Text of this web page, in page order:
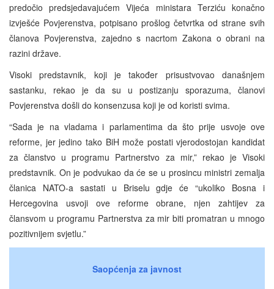
predočio predsjedavajućem Vijeća ministara Terziću konačno
izvješće Povjerenstva, potpisano prošlog četvrtka od strane svih
članova Povjerenstva, zajedno s nacrtom Zakona o obrani na
razini države.
Visoki predstavnik, koji je također prisustvovao današnjem
sastanku, rekao je da su u postizanju sporazuma, članovi
Povjerenstva došli do konsenzusa koji je od koristi svima.
“Sada je na vladama i parlamentima da što prije usvoje ove
reforme, jer jedino tako BiH može postati vjerodostojan kandidat
za članstvo u programu Partnerstvo za mir,” rekao je Visoki
predstavnik. On je podvukao da će se u prosincu ministri zemalja
članica NATO-a sastati u Briselu gdje će “ukoliko Bosna i
Hercegovina usvoji ove reforme obrane, njen zahtijev za
člansvom u programu Partnerstva za mir biti promatran u mnogo
pozitivnijem svjetlu.”
Saopćenja za javnost